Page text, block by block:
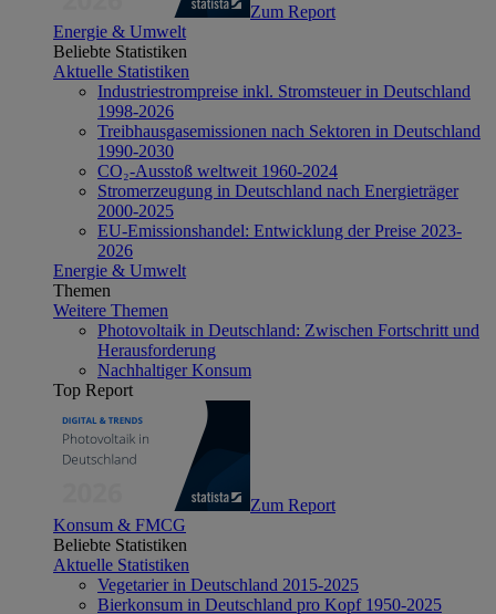
Zum Report
Energie & Umwelt
Beliebte Statistiken
Aktuelle Statistiken
Industriestrompreise inkl. Stromsteuer in Deutschland
1998-2026
Treibhausgasemissionen nach Sektoren in Deutschland
1990-2030
CO₂-Ausstoß weltweit 1960-2024
Stromerzeugung in Deutschland nach Energieträger
2000-2025
EU-Emissionshandel: Entwicklung der Preise 2023-
2026
Energie & Umwelt
Themen
Weitere Themen
Photovoltaik in Deutschland: Zwischen Fortschritt und
Herausforderung
Nachhaltiger Konsum
Top Report
Zum Report
Konsum & FMCG
Beliebte Statistiken
Aktuelle Statistiken
Vegetarier in Deutschland 2015-2025
Bierkonsum in Deutschland pro Kopf 1950-2025